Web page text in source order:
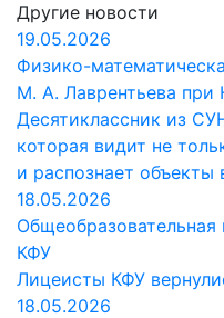
Другие новости
19.05.2026
Физико-
М. А. Лаврентьева при
Десятиклассник из
которая видит не
и распознает объекты
18.05.2026
КФУ
Лицеисты КФУ
18.05.2026